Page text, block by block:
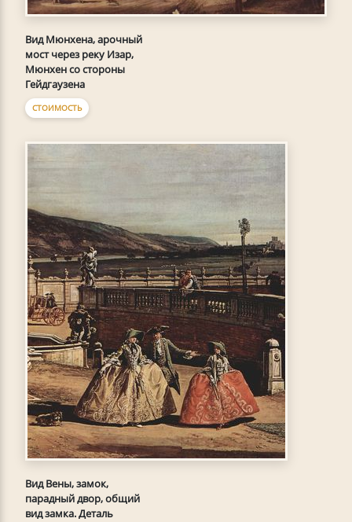
Вид Мюнхена, арочный
мост через реку Изар,
Мюнхен со стороны
Гейдгаузена
СТОИМОСТЬ
Вид Вены, замок,
парадный двор, общий
вид замка. Деталь